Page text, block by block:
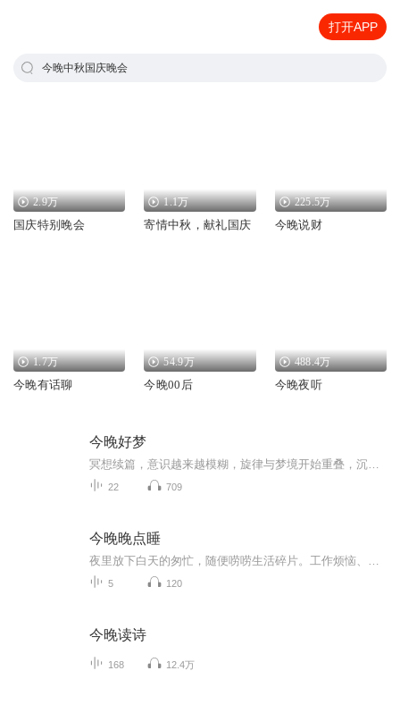
打开APP
今晚中秋国庆晚会
2.9万
国庆特别晚会
1.1万
寄情中秋，献礼国庆
225.5万
今晚说财
1.7万
今晚有话聊
54.9万
今晚00后
488.4万
今晚夜听
今晚好梦
22 709
今晚晚点睡
5 120
今晚读诗
168 12.4万